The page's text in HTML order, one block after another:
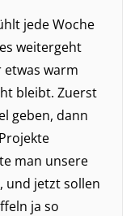
jede Woche
weitergeht
warm
bleibt. Zuerst
geben, dann
man unsere
und jetzt sollen
ja so